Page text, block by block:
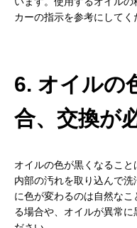
カーの指示を参考にしてく
6. オイルの
合、交換が
オイルの色が黒くなるこ
内部の汚れを取り込んで
に色が変わるのは自然な
る場合や、オイルが異常に